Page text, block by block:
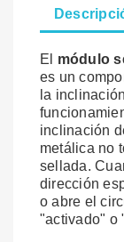
El módulo
es un
la
inclinación
metálica no
sellada.
dirección
o abre el
"activado" o